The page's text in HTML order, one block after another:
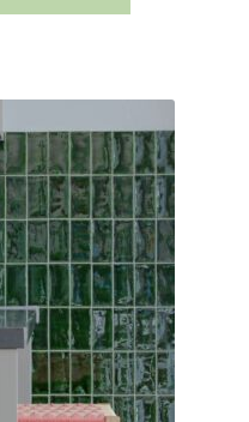
€84,99.